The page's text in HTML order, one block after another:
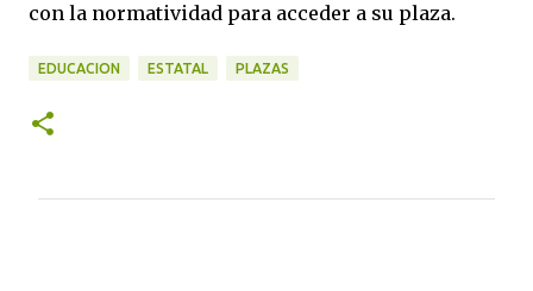
con la normatividad para acceder a su plaza.
EDUCACION ESTATAL PLAZAS